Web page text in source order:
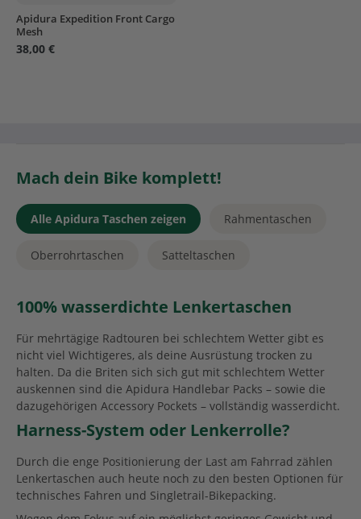
Apidura Expedition Front Cargo
Mesh
38,00 €
Mach dein Bike komplett!
Alle Apidura Taschen zeigen Rahmentaschen
Oberrohrtaschen Satteltaschen
100% wasserdichte Lenkertaschen
Für mehrtägige Radtouren bei schlechtem Wetter gibt es
nicht viel Wichtigeres, als deine Ausrüstung trocken zu
halten. Da die Briten sich sich gut mit schlechtem Wetter
auskennen sind die Apidura Handlebar Packs – sowie die
dazugehörigen Accessory Pockets – vollständig wasserdicht.
Harness-System oder Lenkerrolle?
Durch die enge Positionierung der Last am Fahrrad zählen
Lenkertaschen auch heute noch zu den besten Optionen für
technisches Fahren und Singletrail-Bikepacking.